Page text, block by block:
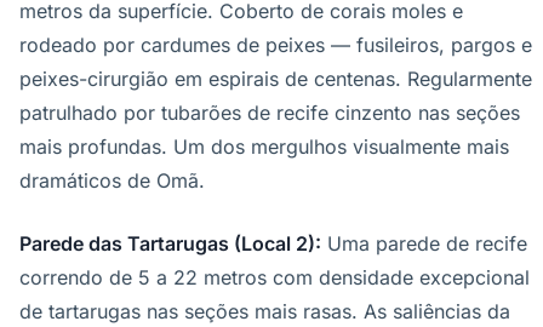
metros da superfície. Coberto de corais moles e
rodeado por cardumes de peixes — fusileiros, pargos e
peixes-cirurgião em espirais de centenas. Regularmente
patrulhado por tubarões de recife cinzento nas seções
mais profundas. Um dos mergulhos visualmente mais
dramáticos de Omã.
Parede das Tartarugas (Local 2): Uma parede de recife
correndo de 5 a 22 metros com densidade excepcional
de tartarugas nas seções mais rasas. As saliências da